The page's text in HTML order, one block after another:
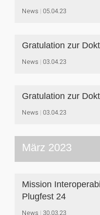
News 05.04.23
Gratulation zur
News 03.04.23
Gratulation zur
News 03.04.23
März 2023
Mission
Plugfest 24
News 30.03.23